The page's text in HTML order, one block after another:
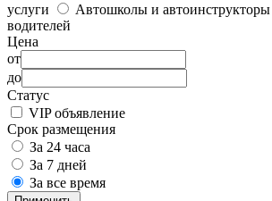
услуги
Автошколы и автоинструкторы
водителей
Цена
от
до
Статус
VIP объявление
Срок размещения
За 24 часа
За 7 дней
За все время